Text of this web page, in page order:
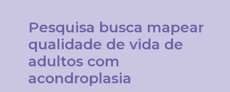
Pesquisa busca mapear
qualidade de vida de
adultos com
acondroplasia